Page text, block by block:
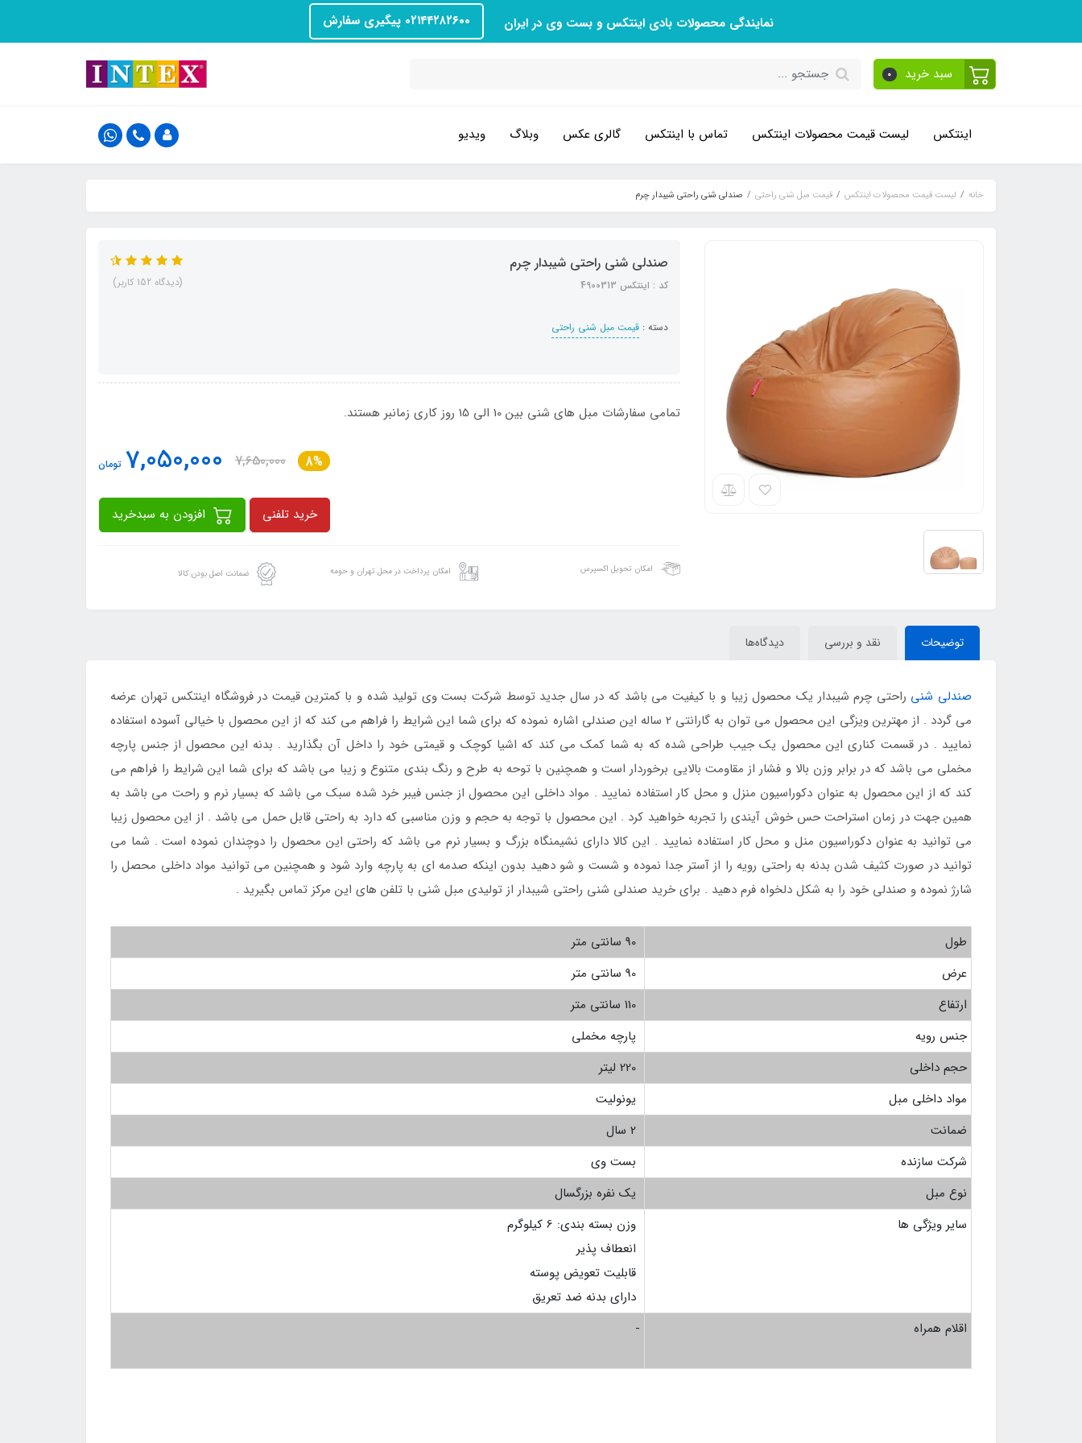
نمایندگی محصولات بادی اینتکس و بست وی در ایران ۰۲۱۴۴۲۸۲۶۰۰ پیگیری سفارش
سبد خرید 0
اینتکس لیست قیمت محصولات اینتکس تماس با اینتکس گالری عکس وبلاگ ویدیو
خانه لیست قیمت محصولات اینتکس قیمت مبل شنی راحتی صندلی شنی راحتی شیبدار چرم
صندلی شنی راحتی شیبدار چرم
کد : اینتکس 4900313
دسته : قیمت مبل شنی راحتی
(دیدگاه 152 کاربر)
تمامی سفارشات مبل های شنی بین 10 الی 15 روز کاری زمانبر هستند.
8%
7,650,000
7,050,000 تومان
خرید تلفنی
امکان تحویل اکسپرس امکان پرداخت در محل تهران و حومه ضمانت اصل بودن کالا
توضیحات نقد و بررسی دیدگاه‌ها
صندلی شنی راحتی چرم شیبدار یک محصول زیبا و با کیفیت می باشد که در سال جدید توسط شرکت بست وی تولید شده و با کمترین قیمت در فروشگاه اینتکس تهران عرضه
می گردد . از مهترین ویزگی این محصول می توان به گارانتی 2 ساله این صندلی اشاره نموده که برای شما این شرایط را فراهم می کند که از این محصول با خیالی آسوده استفاده
نمایید . در قسمت کناری این محصول یک جیب طراحی شده که به شما کمک می کند که اشیا کوچک و قیمتی خود را داخل آن بگذارید . بدنه این محصول از جنس پارچه
مخملی می باشد که در برابر وزن بالا و فشار از مقاومت بالایی برخوردار است و همچنین با توحه به طرح و رنگ بندی متنوع و زیبا می باشد که برای شما این شرایط را فراهم می
کند که از این محصول به عنوان دکوراسیون منزل و محل کار استفاده نمایید . مواد داخلی این محصول از جنس فیبر خرد شده سبک می باشد که بسیار نرم و راحت می باشد به
همین جهت در زمان استراحت حس خوش آیندی را تجربه خواهید کرد . این محصول با توجه به حجم و وزن مناسبی که دارد به راحتی قابل حمل می باشد . از این محصول زیبا
می توانید به عنوان دکوراسیون منل و محل کار استفاده نمایید . این کالا دارای نشیمنگاه بزرگ و بسیار نرم می باشد که راحتی این محصول را دوچندان نموده است . شما می
توانید در صورت کثیف شدن بدنه به راحتی رویه را از آستر جدا نموده و شست و شو دهید بدون اینکه صدمه ای به پارچه وارد شود و همچنین می توانید مواد داخلی محصل را
شارژ نموده و صندلی خود را به شکل دلخواه فرم دهید . برای خرید صندلی شنی راحتی شیبدار از تولیدی مبل شنی با تلفن های این مرکز تماس بگیرید .
طول
عرض
ارتفاع
جنس رویه
پارچه مخملی
حجم داخلی
مواد داخلی مبل
یونولیت
ضمانت
شرکت سازنده
بست وی
نوع مبل
یک نفره بزرگسال
سایر ویژگی ها
وزن بسته بندی: 6 کیلوگرم
انعطاف پذیر
قابلیت تعویض پوسته
دارای بدنه ضد تعریق
اقلام همراه
-